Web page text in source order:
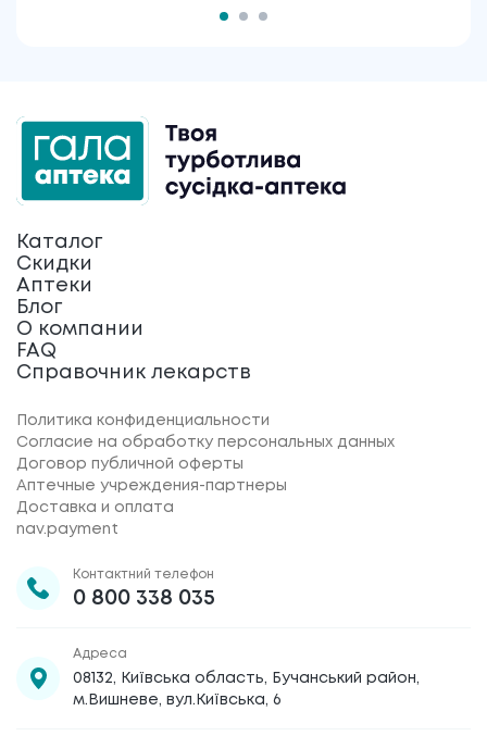
Каталог
Скидки
Аптеки
Блог
О компании
FAQ
Справочник лекарств
Политика конфиденциальности
Согласие на обработку персональных данных
Договор публичной оферты
Аптечные учреждения-партнеры
Доставка и оплата
nav.payment
Контактний телефон
0 800 338 035
Адреса
08132, Київська область, Бучанський район,
м.Вишневе, вул.Київська, 6